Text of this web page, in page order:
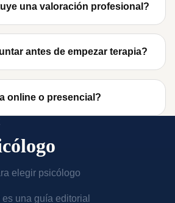
una valoración profesional?
antes de empezar terapia?
online o presencial?
elegir psicólogo
una guía editorial